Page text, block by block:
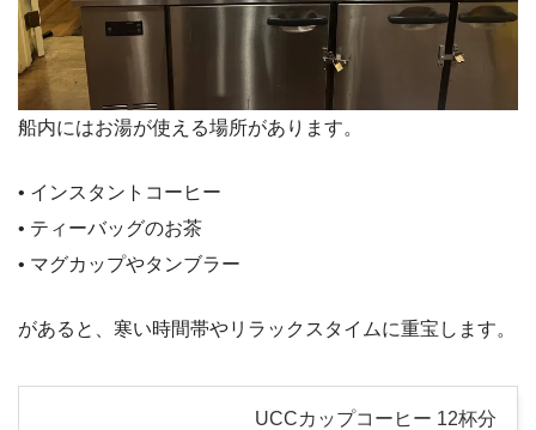
船内にはお湯が使える場所があります。
• インスタントコーヒー
• ティーバッグのお茶
• マグカップやタンブラー
があると、寒い時間帯やリラックスタイムに重宝します。
UCCカップコーヒー 12杯分